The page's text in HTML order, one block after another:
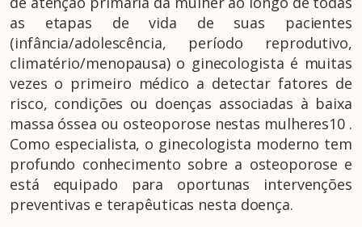
as etapas de vida de suas pacientes
(infância/adolescência, período reprodutivo,
climatério/menopausa) o ginecologista é muitas
vezes o primeiro médico a detectar fatores de
risco, condições ou doenças associadas à baixa
massa óssea ou osteoporose nestas mulheres10 .
Como especialista, o ginecologista moderno tem
profundo conhecimento sobre a osteoporose e
está equipado para oportunas intervenções
preventivas e terapêuticas nesta doença.